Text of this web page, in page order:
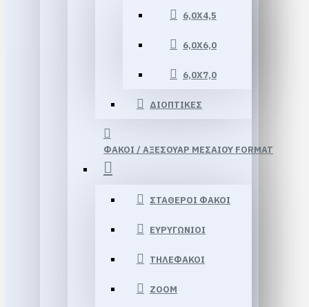
6,0Χ4,5
6,0Χ6,0
6,0Χ7,0
ΔΙΟΠΤΙΚΕΣ
ΦΑΚΟΙ / ΑΞΕΣΟΥΑΡ ΜΕΣΑΙΟΥ FORMAT
ΣΤΑΘΕΡΟΙ ΦΑΚΟΙ
ΕΥΡΥΓΩΝΙΟΙ
ΤΗΛΕΦΑΚΟΙ
ΖΟΟΜ